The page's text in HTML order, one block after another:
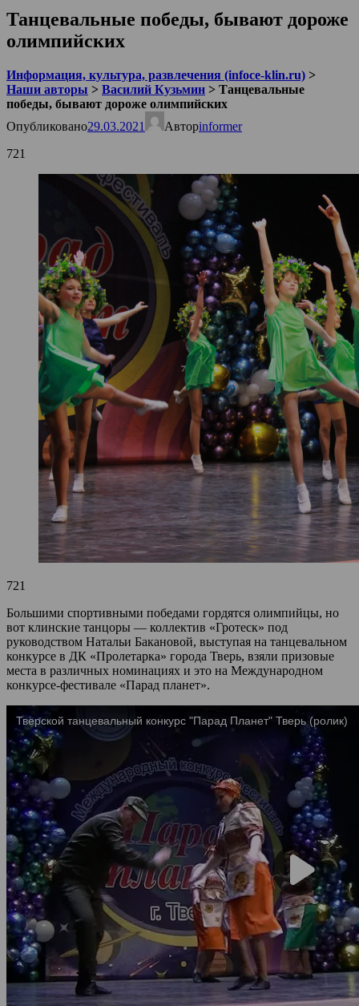
Танцевальные победы, бывают дороже
олимпийских
Информация, культура, развлечения (infoce-klin.ru) >
Наши авторы > Василий Кузьмин > Танцевальные
победы, бывают дороже олимпийских
Опубликовано29.03.2021 Авторinformer
721
721
Большими спортивными победами гордятся олимпийцы, но
вот клинские танцоры — коллектив «Гротеск» под
руководством Натальи Бакановой, выступая на танцевальном
конкурсе в ДК «Пролетарка» города Тверь, взяли призовые
места в различных номинациях и это на Международном
конкурсе-фестивале «Парад планет».